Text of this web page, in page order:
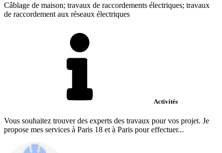
Câblage de maison; travaux de raccordements électriques; travaux
de raccordement aux réseaux électriques
Activités
Vous souhaitez trouver des experts des travaux pour vos projet. Je
propose mes services à Paris 18 et à Paris pour effectuer...